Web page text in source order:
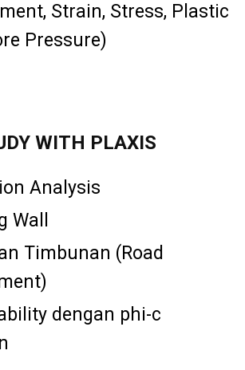
Strain, Stress, Plastic
Pressure)
WITH PLAXIS
Analysis
Wall
Timbunan (Road
dengan phi-c